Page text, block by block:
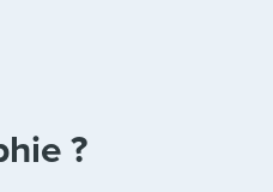
?